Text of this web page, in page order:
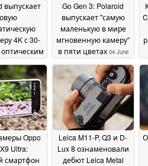
выпускает
4K с 30-
05 June 2026
Go Gen 3: Polaroid
выпускает "самую
маленькую в мире
мгновенную камеру"
в пяти цветах 04 June
2026
Oppo
Ultra:
смартфон
Leica M11-P, Q3 и D-
Lux 8 ознаменовали
дебют Leica Metal